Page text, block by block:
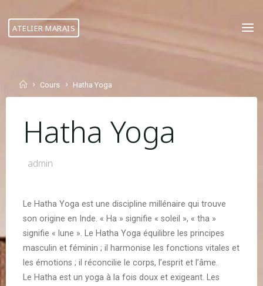
content
ATELIER MARAIS
HomeCours Hatha Yoga
Hatha Yoga
admin
Le Hatha Yoga est une discipline millénaire qui trouve
son origine en Inde. « Ha » signifie « soleil », « tha »
signifie « lune ». Le Hatha Yoga équilibre les principes
masculin et féminin ; il harmonise les fonctions vitales et
les émotions ; il réconcilie le corps, l’esprit et l’âme.
Le Hatha est un yoga à la fois doux et exigeant. Les